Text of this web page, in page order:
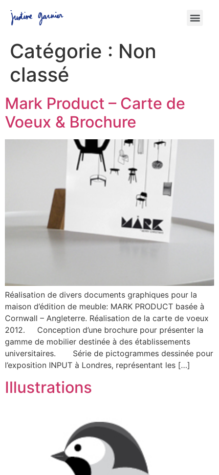
Catégorie : Non
classé
Mark Product – Carte de
Voeux & Brochure
Réalisation de divers documents graphiques pour la
maison d’édition de meuble: MARK PRODUCT basée à
Cornwall – Angleterre. Réalisation de la carte de voeux
2012. Conception d’une brochure pour présenter la
gamme de mobilier destinée à des établissements
universitaires. Série de pictogrammes dessinée pour
l’exposition INPUT à Londres, représentant les […]
Illustrations